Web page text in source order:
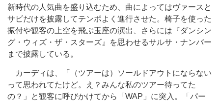
新時代の人気曲を盛り込むため、曲によってはヴァースと
サビだけを披露してテンポよく進行させた。椅子を使った
振付や観客の上空を飛ぶ玉座の演出、さらには『ダンシン
グ・ウィズ・ザ・スターズ』を思わせるサルサ・ナンバー
まで披露している。
カーディは、「（ツアーは）ソールドアウトにならない
って思われてたけど。え？みんな私のツアー待ってた
の？」と観客に呼びかけてから「WAP」に突入。「パー